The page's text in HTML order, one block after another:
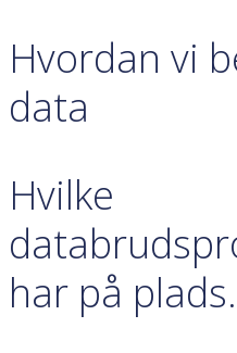
Hvordan vi
data
Hvilke
har på plads.